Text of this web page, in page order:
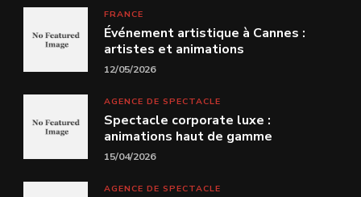
FRANCE
Événement artistique à Cannes :
artistes et animations
12/05/2026
AGENCE DE SPECTACLE
Spectacle corporate luxe :
animations haut de gamme
15/04/2026
AGENCE DE SPECTACLE